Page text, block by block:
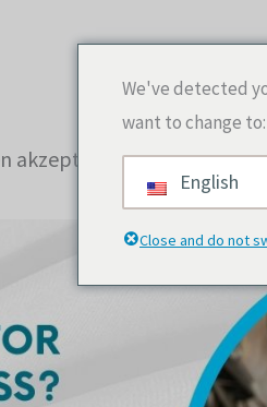
akzeptabel? |
We've detected
want to change to:
English
Close and do not